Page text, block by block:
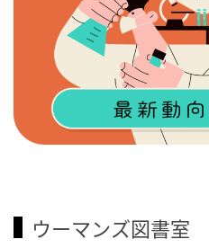
ウーマンズ図書室